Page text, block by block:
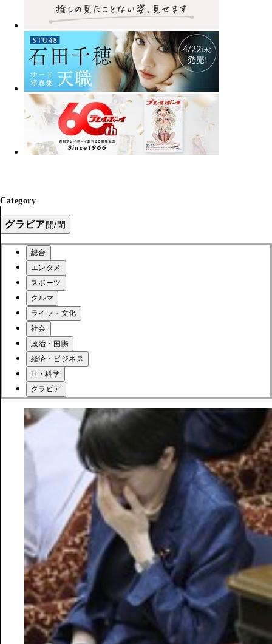
Category
グラビア開/閉
総合
エンタメ
スポーツ
クルマ
ライフ・文化
社会
政治・国際
経済・ビジネス
IT・科学
グラビア